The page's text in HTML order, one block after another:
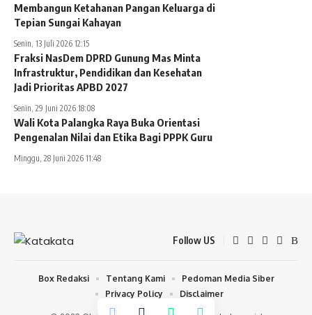
Membangun Ketahanan Pangan Keluarga di
Tepian Sungai Kahayan
Senin, 13 Juli 2026 12:15
Fraksi NasDem DPRD Gunung Mas Minta
Infrastruktur, Pendidikan dan Kesehatan
Jadi Prioritas APBD 2027
Senin, 29 Juni 2026 18:08
Wali Kota Palangka Raya Buka Orientasi
Pengenalan Nilai dan Etika Bagi PPPK Guru
Minggu, 28 Juni 2026 11:48
Follow US
Box Redaksi Tentang Kami
Pedoman Media Siber
Privacy Policy
Disclaimer